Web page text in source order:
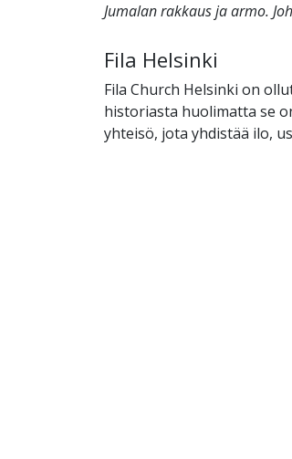
Jumalan rakkaus ja armo.
Fila Helsinki
Fila Church Helsinki on
historiasta huolimatta se
yhteisö, jota yhdistää ilo,